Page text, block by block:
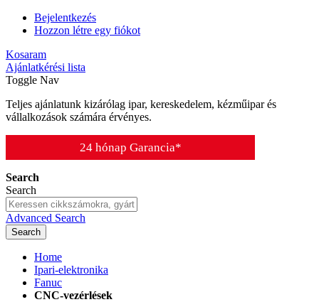
Bejelentkezés
Hozzon létre egy fiókot
Kosaram
Ajánlatkérési lista
Toggle Nav
Teljes ajánlatunk kizárólag ipar, kereskedelem, kézműipar és
vállalkozások számára érvényes.
24 hónap Garancia*
Search
Search
Advanced Search
Search
Home
Ipari-elektronika
Fanuc
CNC-vezérlések